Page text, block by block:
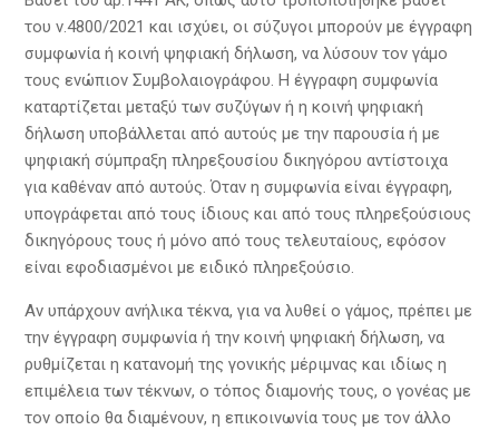
του ν.4800/2021 και ισχύει, οι σύζυγοι μπορούν με έγγραφη
συμφωνία ή κοινή ψηφιακή δήλωση, να λύσουν τον γάμο
τους ενώπιον Συμβολαιογράφου. Η έγγραφη συμφωνία
καταρτίζεται μεταξύ των συζύγων ή η κοινή ψηφιακή
δήλωση υποβάλλεται από αυτούς με την παρουσία ή με
ψηφιακή σύμπραξη πληρεξουσίου δικηγόρου αντίστοιχα
για καθέναν από αυτούς. Όταν η συμφωνία είναι έγγραφη,
υπογράφεται από τους ίδιους και από τους πληρεξούσιους
δικηγόρους τους ή μόνο από τους τελευταίους, εφόσον
είναι εφοδιασμένοι με ειδικό πληρεξούσιο.
Αν υπάρχουν ανήλικα τέκνα, για να λυθεί ο γάμος, πρέπει με
την έγγραφη συμφωνία ή την κοινή ψηφιακή δήλωση, να
ρυθμίζεται η κατανομή της γονικής μέριμνας και ιδίως η
επιμέλεια των τέκνων, ο τόπος διαμονής τους, ο γονέας με
τον οποίο θα διαμένουν, η επικοινωνία τους με τον άλλο